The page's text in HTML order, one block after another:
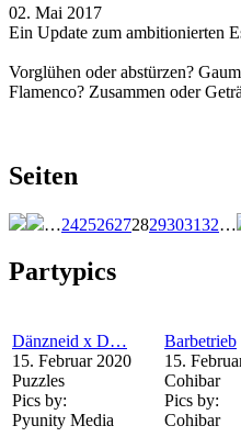
02. Mai 2017
Ein Update zum ambitionierten
Vorglühen oder abstürzen?
Flamenco? Zusammen oder
Seiten
…242526272829303132…
Partypics
Dänzneid x D…
15. Februar 2020
Puzzles
Pics by:
Pyunity Media
Barbetrieb
15.
Cohibar
Pics by:
Cohibar